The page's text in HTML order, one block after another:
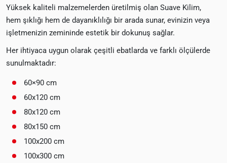
Yüksek kaliteli malzemelerden üretilmiş olan Suave Kilim,
hem şıklığı hem de dayanıklılığı bir arada sunar, evinizin veya
işletmenizin zemininde estetik bir dokunuş sağlar.
Her ihtiyaca uygun olarak çeşitli ebatlarda ve farklı ölçülerde
sunulmaktadır:
60×90 cm
60x120 cm
80x120 cm
80x150 cm
100x200 cm
100x300 cm